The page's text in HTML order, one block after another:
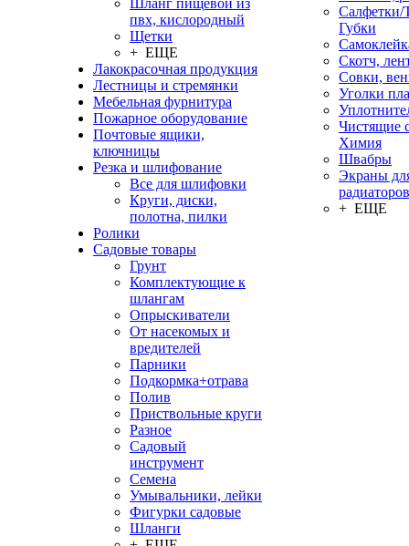
Шланг пищевой из
пвх, кислородный
Щетки
+ ЕЩЕ
Лакокрасочная продукция
Лестницы и стремянки
Мебельная фурнитура
Пожарное оборудование
Почтовые ящики,
ключницы
Резка и шлифование
Все для шлифовки
Круги, диски,
полотна, пилки
Ролики
Садовые товары
Грунт
Комплектующие к
шлангам
Опрыскиватели
От насекомых и
вредителей
Парники
Подкормка+отрава
Полив
Приствольные круги
Разное
Садовый
инструмент
Семена
Умывальники, лейки
Фигурки садовые
Шланги
Салфетки/
Губки
Скотч,
Совки,
Уголки
Чистящие
Химия
Швабры
Экраны
радиаторов
+ ЕЩЕ